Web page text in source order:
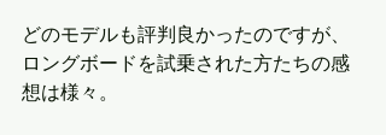
どのモデルも評判良かったのですが、
ロングボードを試乗された方たちの感
想は様々。